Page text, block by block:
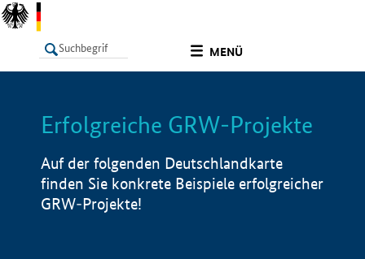
MENÜ
LISTE Info
Erfolgreiche GRW-Projekte
Auf der folgenden Deutschlandkarte
finden Sie konkrete Beispiele erfolgreicher
GRW-Projekte!